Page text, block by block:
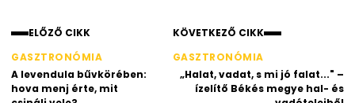
ELŐZŐ CIKK
GASZTRONÓMIA
A levendula bűvkörében:
hova menj érte, mit
KÖVETKEZŐ CIKK
GASZTRONÓMIA
„Halat, vadat, s mi jó falat..." –
ízelítő Békés megye hal- és